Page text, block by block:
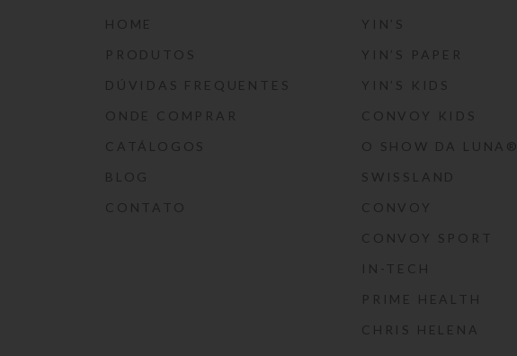
HOME
PRODUTOS
DÚVIDAS FREQUENTES
ONDE COMPRAR
CATÁLOGOS
BLOG
CONTATO
YIN’S
YIN’S PAPER
YIN’S KIDS
CONVOY KIDS
O SHOW DA LUNA®
SWISSLAND
CONVOY
CONVOY SPORT
IN-TECH
PRIME HEALTH
CHRIS HELENA